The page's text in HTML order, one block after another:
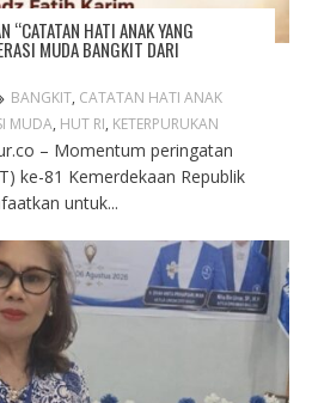
“CATATAN HATI ANAK YANG
MUDA BANGKIT DARI
BANGKIT, CATATAN HATI ANAK
MUDA, HUT RI, KETERPURUKAN
– Momentum peringatan
ke-81 Kemerdekaan Republik
untuk...